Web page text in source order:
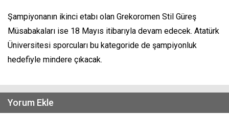
Şampiyonanın ikinci etabı olan Grekoromen Stil Güreş
Müsabakaları ise 18 Mayıs itibarıyla devam edecek. Atatürk
Üniversitesi sporcuları bu kategoride de şampiyonluk
hedefiyle mindere çıkacak.
Yorum Ekle